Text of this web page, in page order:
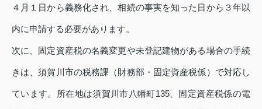
４月１日から義務化され、相続の事実を知った日から３年以
内に申請する必要があります。
次に、固定資産税の名義変更や未登記建物がある場合の手続
きは、須賀川市の税務課（財務部・固定資産税係）で対応し
ています。所在地は須賀川市八幡町135、固定資産税係の電